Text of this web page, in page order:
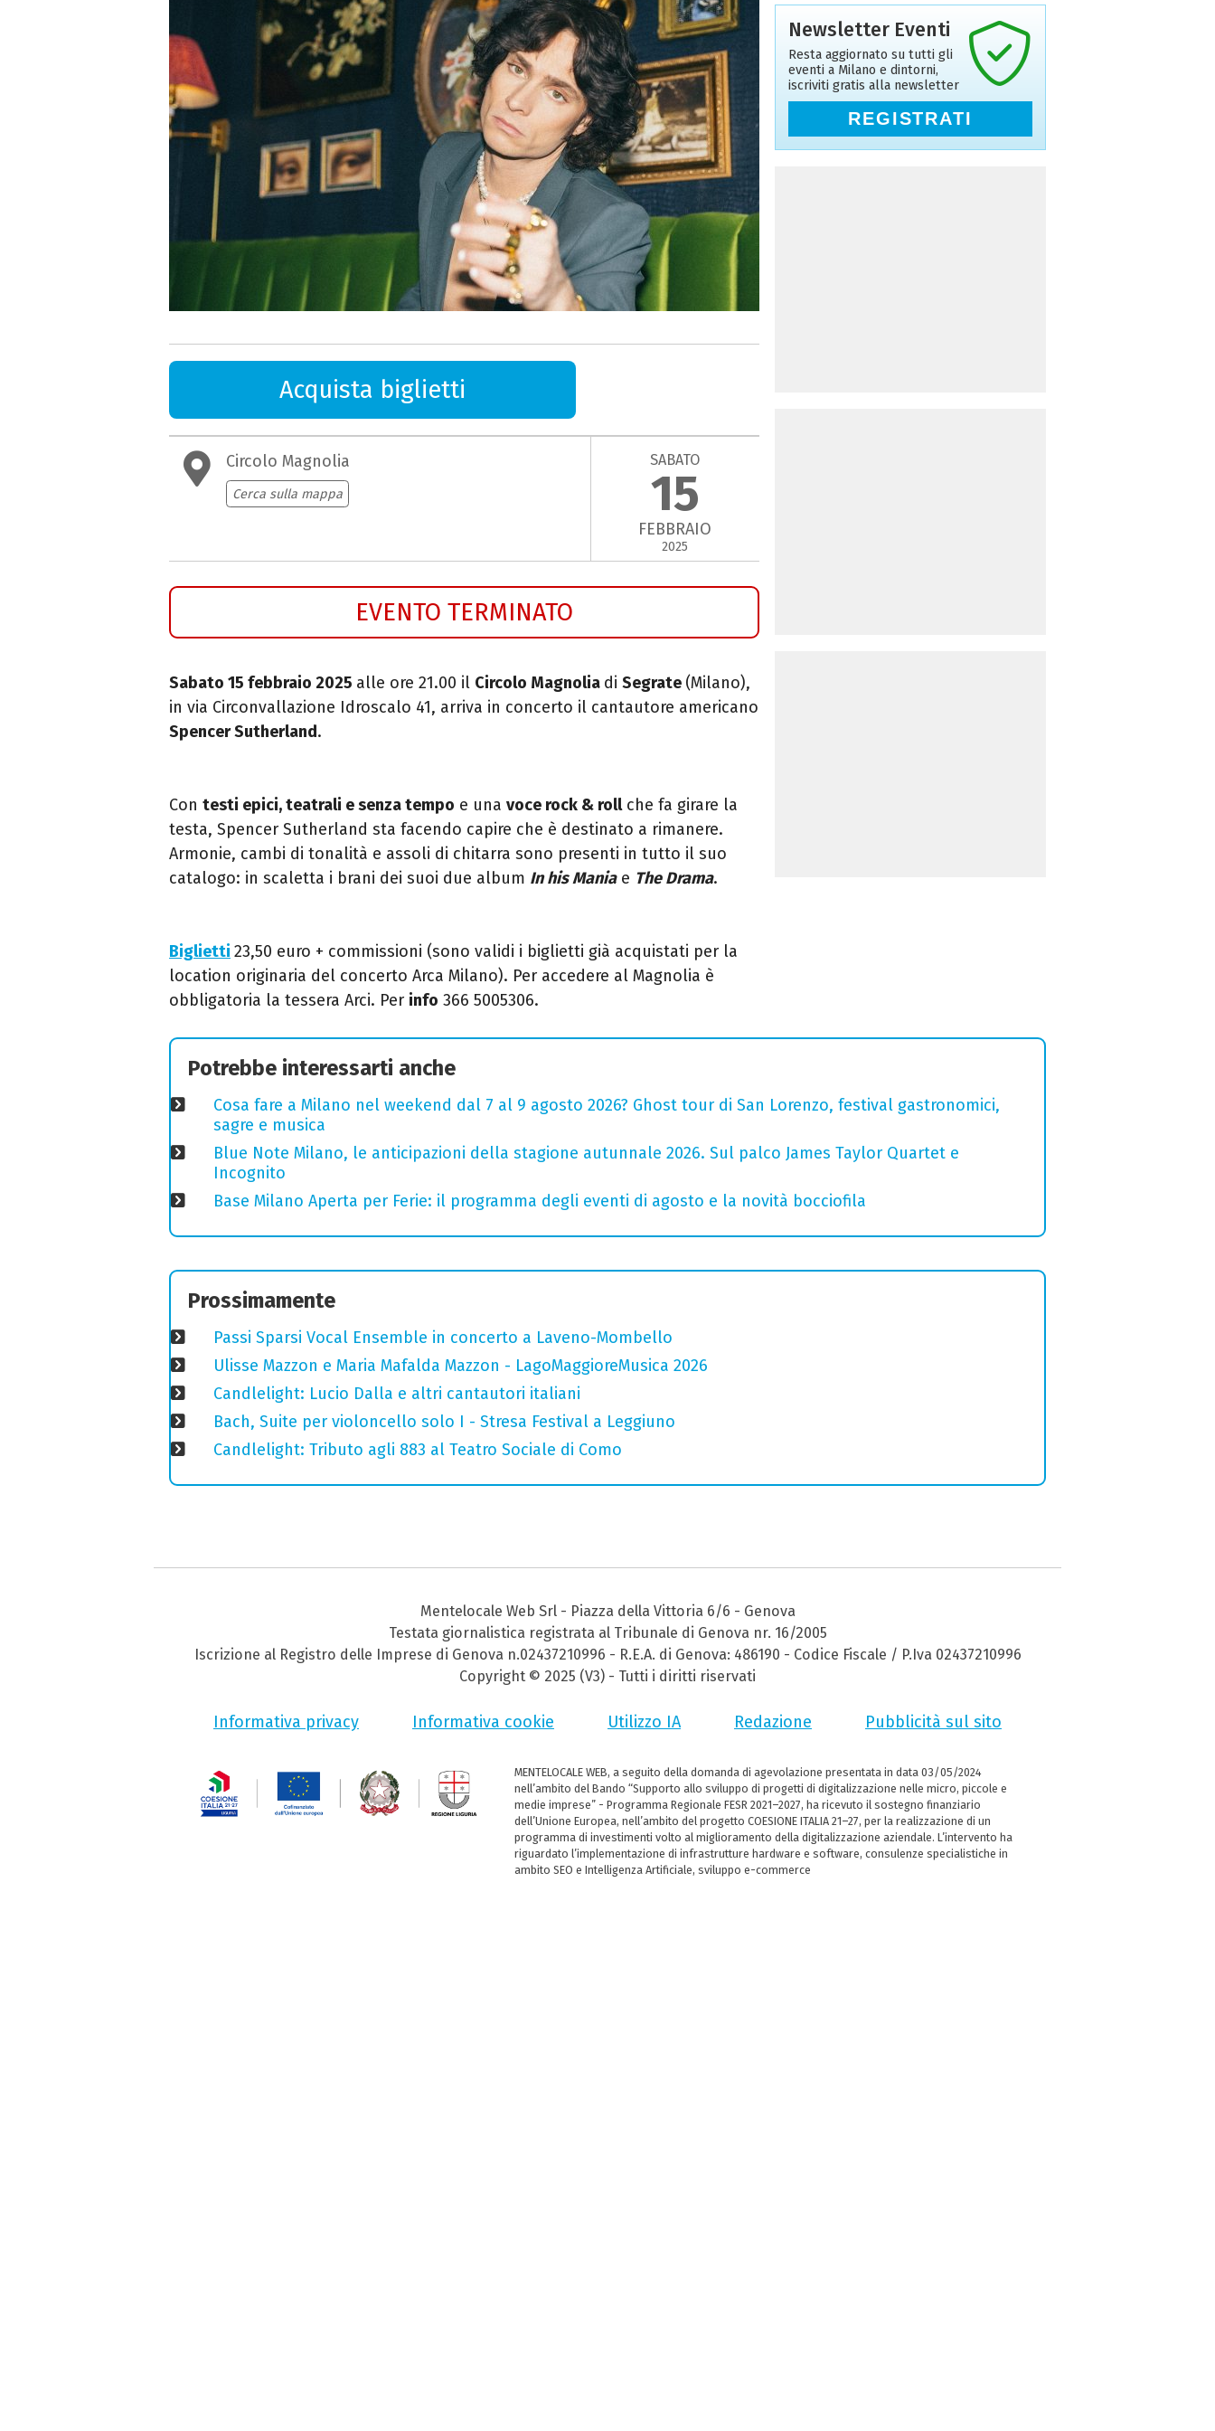
Acquista biglietti
Circolo Magnolia
Cerca sulla mappa
SABATO
15
FEBBRAIO
2025
EVENTO TERMINATO
Sabato 15 febbraio 2025 alle ore 21.00 il Circolo Magnolia di Segrate (Milano),
in via Circonvallazione Idroscalo 41, arriva in concerto il cantautore americano
Spencer Sutherland.
Con testi epici, teatrali e senza tempo e una voce rock & rollche fa girare la
testa, Spencer Sutherland sta facendo capire che è destinato a rimanere.
Armonie, cambi di tonalità e assoli di chitarra sono presenti in tutto il suo
catalogo: in scaletta i brani dei suoi due album In his Maniae The Drama.
Biglietti 23,50 euro + commissioni (sono validi i biglietti già acquistati per la
location originaria del concerto Arca Milano). Per accedere al Magnolia è
obbligatoria la tessera Arci. Per info 366 5005306.
Newsletter Eventi
Resta aggiornato su tutti gli
eventi a Milano e dintorni,
iscriviti gratis alla newsletter
REGISTRATI
Potrebbe interessarti anche
Cosa fare a Milano nel weekend dal 7 al 9 agosto 2026? Ghost tour di San Lorenzo, festival gastronomici,
sagre e musica
Blue Note Milano, le anticipazioni della stagione autunnale 2026. Sul palco James Taylor Quartet e
Incognito
Base Milano Aperta per Ferie: il programma degli eventi di agosto e la novità bocciofila
Prossimamente
Passi Sparsi Vocal Ensemble in concerto a Laveno-Mombello
Ulisse Mazzon e Maria Mafalda Mazzon - LagoMaggioreMusica 2026
Candlelight: Lucio Dalla e altri cantautori italiani
Bach, Suite per violoncello solo I - Stresa Festival a Leggiuno
Candlelight: Tributo agli 883 al Teatro Sociale di Como
Mentelocale Web Srl - Piazza della Vittoria 6/6 - Genova
Testata giornalistica registrata al Tribunale di Genova nr. 16/2005
Iscrizione al Registro delle Imprese di Genova n.02437210996 - R.E.A. di Genova: 486190 - Codice Fiscale / P.Iva 02437210996
Copyright © 2025 (V3) - Tutti i diritti riservati
Informativa privacy Informativa cookie Utilizzo IA Redazione Pubblicità sul sito
MENTELOCALE WEB, a seguito della domanda di agevolazione presentata in data 03/05/2024
nell’ambito del Bando “Supporto allo sviluppo di progetti di digitalizzazione nelle micro, piccole e
medie imprese” - Programma Regionale FESR 2021–2027, ha ricevuto il sostegno finanziario
dell’Unione Europea, nell’ambito del progetto COESIONE ITALIA 21–27, per la realizzazione di un
programma di investimenti volto al miglioramento della digitalizzazione aziendale. L’intervento ha
riguardato l’implementazione di infrastrutture hardware e software, consulenze specialistiche in
ambito SEO e Intelligenza Artificiale, sviluppo e-commerce